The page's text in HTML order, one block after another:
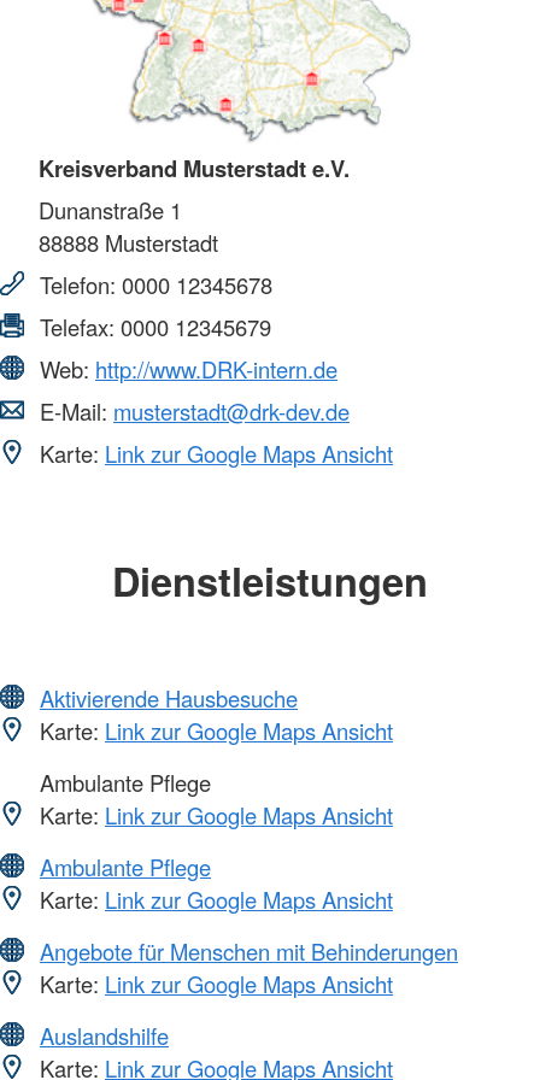
Kreisverband Musterstadt e.V.
Dunanstraße 1
88888 Musterstadt
Telefon: 0000 12345678
Telefax: 0000 12345679
Web: http://www.DRK-intern.de
E-Mail: musterstadt@drk-dev.de
Karte: Link zur Google Maps Ansicht
Dienstleistungen
Aktivierende Hausbesuche
Karte: Link zur Google Maps Ansicht
Ambulante Pflege
Karte: Link zur Google Maps Ansicht
Ambulante Pflege
Karte: Link zur Google Maps Ansicht
Angebote für Menschen mit Behinderungen
Karte: Link zur Google Maps Ansicht
Auslandshilfe
Karte: Link zur Google Maps Ansicht